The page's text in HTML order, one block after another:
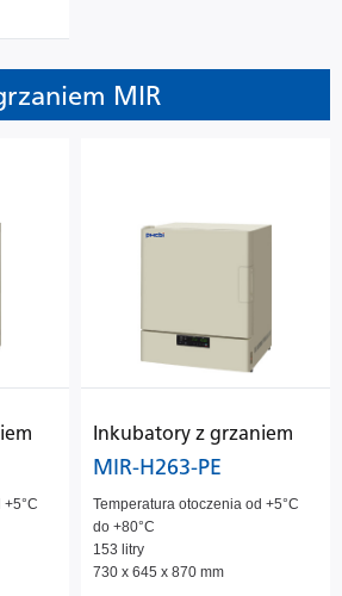
MIR
Inkubatory z grzaniem
MIR-H263-PE
Temperatura otoczenia od +5°C
do +80°C
153 litry
730 x 645 x 870 mm